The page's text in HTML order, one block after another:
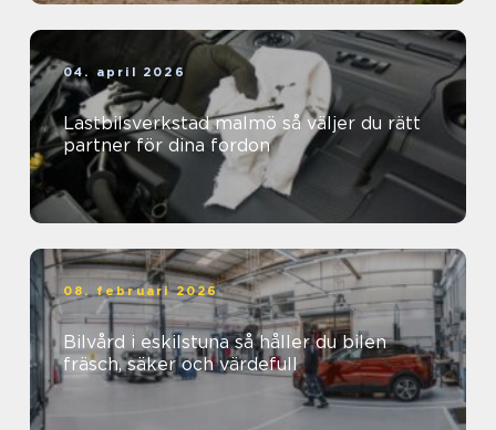
04. april 2026
Lastbilsverkstad malmö så väljer du rätt
partner för dina fordon
08. februari 2026
Bilvård i eskilstuna så håller du bilen
fräsch, säker och värdefull